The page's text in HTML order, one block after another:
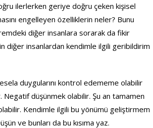
ilerlerken geriye doğru çeken kişisel
engelleyen özelliklerin neler? Bunu
diğer insanlara sorarak da fikir
diğer insanlardan kendimle ilgili geribildirim
duygularını kontrol edememe olabilir
Negatif düşünmek olabilir. Şu an tamamen
Kendimle ilgili bu yönümü geliştirmem
ve bunları da bu kısıma yaz.